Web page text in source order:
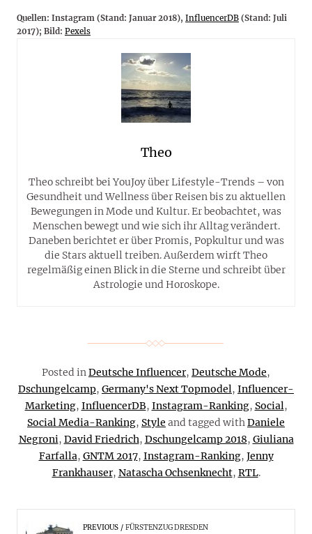
Quellen: Instagram (Stand: Januar 2018), InfluencerDB (Stand: Juli
2017); Bild: Pexels
Theo
Theo schreibt bei YouJoy über Lifestyle-Trends – von
Gesundheit und Wellness über Reisen bis zu aktuellen
Bewegungen in Mode und Kultur. Er beobachtet, was
Menschen bewegt und wie sich ihr Alltag verändert.
Daneben berichtet er über Promis, Popkultur und was
die Stars aktuell treiben. Außerdem wirft Theo
regelmäßig einen Blick in die Sterne und schreibt über
Astrologie und Horoskope.
Posted inDeutsche Influencer, Deutsche Mode,
Dschungelcamp, Germany's Next Topmodel, Influencer-
Marketing, InfluencerDB, Instagram-Ranking, Social,
Social Media-Ranking, Style and tagged withDaniele
Negroni, David Friedrich, Dschungelcamp 2018, Giuliana
Farfalla, GNTM 2017, Instagram-Ranking, Jenny
Frankhauser, Natascha Ochsenknecht, RTL.
PREVIOUS FÜRSTENZUG DRESDEN